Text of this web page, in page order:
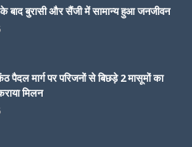
बाद बुरासी और सैंजी में सामान्य हुआ जनजीवन
पैदल मार्ग पर परिजनों से बिछड़े 2 मासूमों का
मिलन